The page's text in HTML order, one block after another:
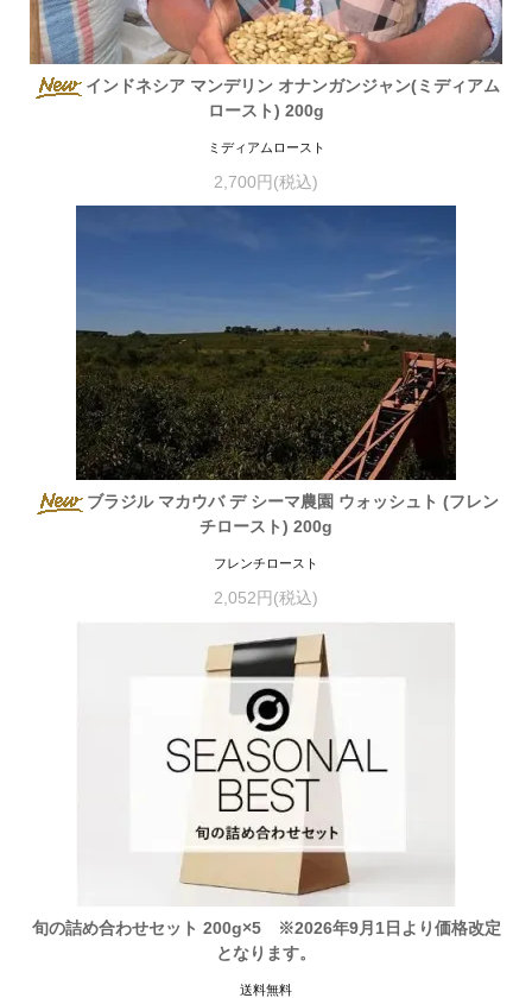
インドネシア マンデリン オナンガンジャン(ミディアム
ロースト) 200g
ミディアムロースト
2,700円(税込)
ブラジル マカウバ デ シーマ農園 ウォッシュト (フレン
チロースト) 200g
フレンチロースト
2,052円(税込)
旬の詰め合わせセット 200g×5 ※2026年9月1日より価格改定
となります。
送料無料